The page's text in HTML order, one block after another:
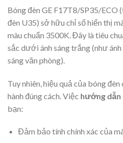
Bóng đèn GE F17T8/SP35/
đèn U35) sở hữu chỉ số hiển thị
màu chuẩn 3500K. Đây là tiêu
sắc dưới ánh sáng trắng (như ánh
sáng văn phòng).
Tuy nhiên, hiệu quả của bóng
hành đúng cách. Việc hướng dẫn
bạn:
Đảm bảo tính chính xác của